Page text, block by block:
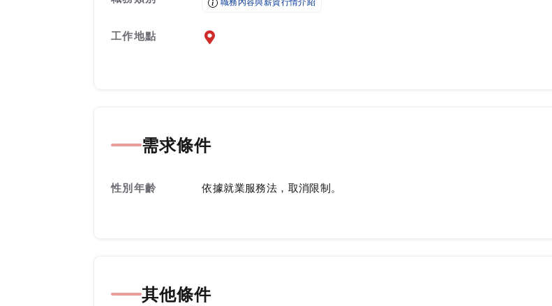
工作地點 前往查看地圖
需求條件
性別年齡 依據就業服務法，取消限制。
其他條件